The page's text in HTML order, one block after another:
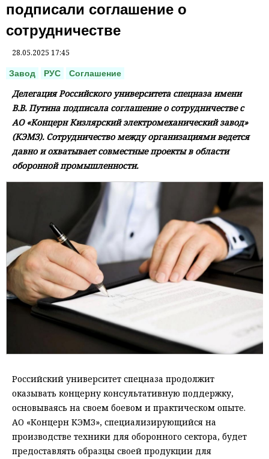
подписали соглашение о
сотрудничестве
28.05.2025 17:45
Завод РУС Соглашение
Делегация Российского университета спецназа имени
В.В. Путина подписала соглашение о сотрудничестве с
АО «Концерн Кизлярский электромеханический завод»
(КЭМЗ). Сотрудничество между организациями ведется
давно и охватывает совместные проекты в области
оборонной промышленности.
Российский университет спецназа продолжит
оказывать концерну консультативную поддержку,
основываясь на своем боевом и практическом опыте.
АО «Концерн КЭМЗ», специализирующийся на
производстве техники для оборонного сектора, будет
предоставлять образцы своей продукции для